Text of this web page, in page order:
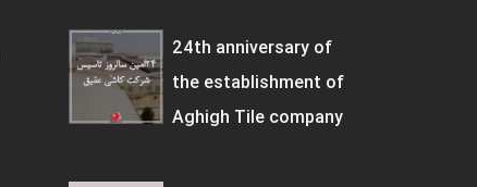
24th anniversary of
the establishment of
Aghigh Tile company